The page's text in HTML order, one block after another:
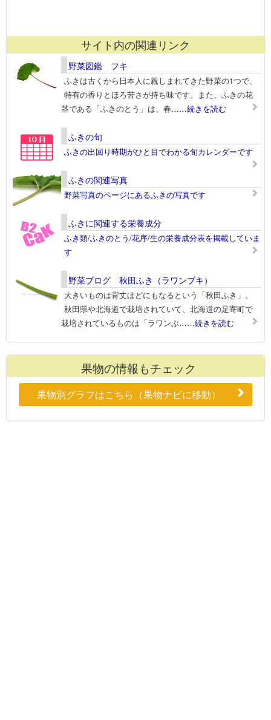
サイト内の関連リンク
野菜図鑑 フキ
ふきは古くから日本人に親しまれてきた野菜の1つで、
特有の香りとほろ苦さが持ち味です。また、ふきの花
茎である「ふきのとう」は、春……続きを読む
ふきの旬
ふきの出回り時期がひと目でわかる旬カレンダーです
ふきの関連写真
野菜写真のページにあるふきの写真です
ふきに関連する栄養成分
ふき類/ふきのとう/花序/生の栄養成分表を掲載していま
す
野菜ブログ 秋田ふき（ラワンブキ）
大きいものは背丈ほどにもなるという「秋田ふき」。
秋田県や北海道で栽培されていて、北海道の足寄町で
栽培されているものは「ラワンぶ……続きを読む
果物の情報もチェック
果物別グラフはこちら（果物ナビに移動）